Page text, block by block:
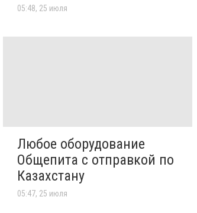
05:48, 25 июля
Любое оборудование
Общепита с отправкой по
Казахстану
05:47, 25 июля